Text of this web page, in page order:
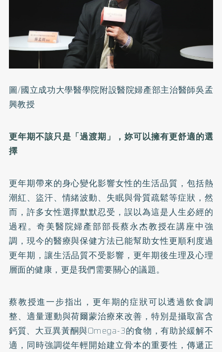
圖/國立成功大學醫學院附設醫院婦產部主治醫師吳孟
興教授
更年期不該只是「過渡期」，妳可以擁有更舒適的選
擇
更年期帶來的身心變化影響女性的生活品質，包括熱
潮紅、盜汗、情緒波動、失眠與骨質疏鬆等症狀，然
而，許多女性選擇默默忍受，誤以為這是人生必經的
過程。奇美醫院婦產部部長蔡永杰教授在講座中強
調，現今的醫療與保健方法已能幫助女性更順利度過
更年期，讓生活品質不受影響，更年期後生理及心理
層面的健康，更是我們需要關心的議題。
蔡教授進一步指出，更年期的症狀可以透過飲食調
整、適量運動與荷爾蒙治療來改善，特別是攝取富含
鈣質、大豆異黃酮與Omega-3的食物，有助於緩解不
適，同時強調從年輕開始建立骨本的重要性，傳遞正